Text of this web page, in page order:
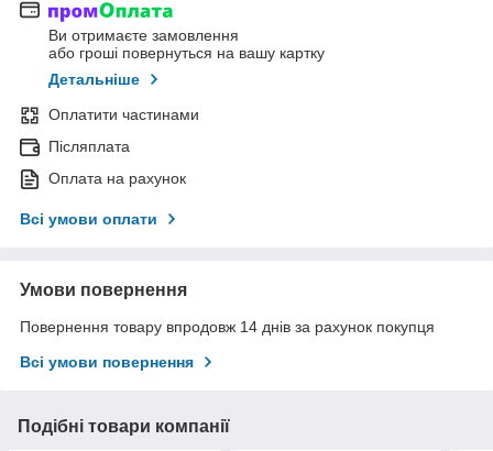
Ви отримаєте замовлення
або гроші повернуться на вашу картку
Детальніше
Оплатити частинами
Післяплата
Оплата на рахунок
Всі умови оплати
Умови повернення
Повернення товару впродовж 14 днів за рахунок покупця
Всі умови повернення
Подібні товари компанії